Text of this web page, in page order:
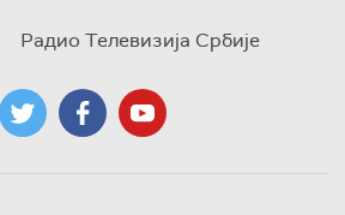
Радио Телевизија Србије